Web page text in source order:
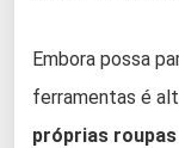
Embora possa
ferramentas é
próprias roupas